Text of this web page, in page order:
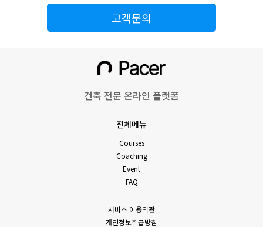
고객문의
건축 전문 온라인 플랫폼
전체메뉴
Courses
Coaching
Event
FAQ
서비스 이용약관
개인정보취급방침